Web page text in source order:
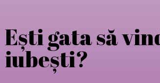
Ești gata să
iubești?